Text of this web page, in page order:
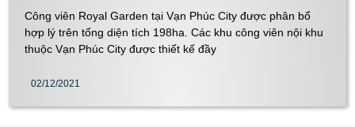
Công viên Royal Garden tại Vạn Phúc City được phân bổ
hợp lý trên tổng diện tích 198ha. Các khu công viên nội khu
thuộc Vạn Phúc City được thiết kế đầy
02/12/2021